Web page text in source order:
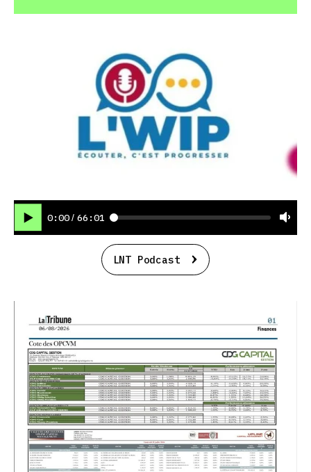
0:00 / 66:01
LNT Podcast